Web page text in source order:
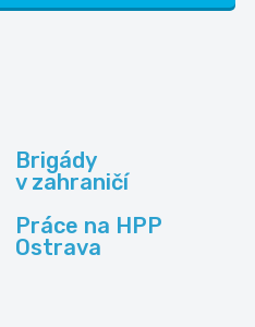
Brigády
v zahraničí
Práce na HPP
Ostrava